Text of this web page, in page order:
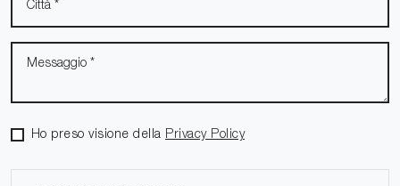
Ho preso visione della Privacy Policy